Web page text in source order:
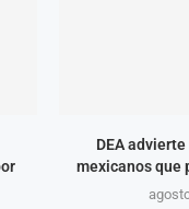
DEA
mexicanos que